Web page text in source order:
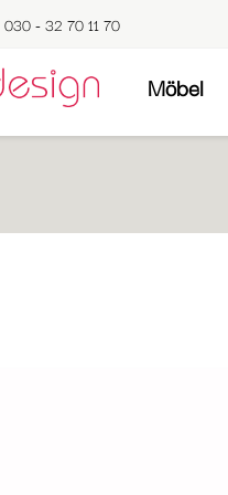
030 - 32 70 11 70
Möbel